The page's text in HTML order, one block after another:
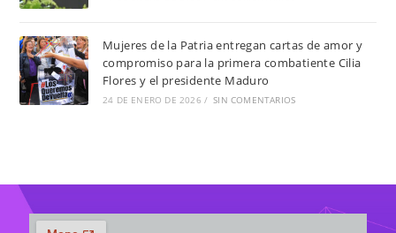
Mujeres de la Patria entregan cartas de amor y
compromiso para la primera combatiente Cilia
Flores y el presidente Maduro
24 DE ENERO DE 2026 / SIN COMENTARIOS